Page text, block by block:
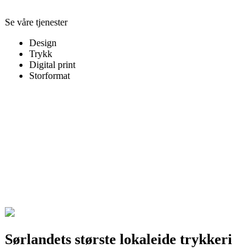
Se våre tjenester
Design
Trykk
Digital print
Storformat
Sørlandets største lokaleide trykkeri